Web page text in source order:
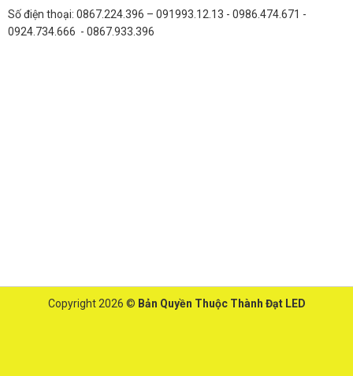
Số điện thoại: 0867.224.396 – 091993.12.13 - 0986.474.671 -
0924.734.666 - 0867.933.396
Copyright 2026 © Bản Quyền Thuộc Thành Đạt LED